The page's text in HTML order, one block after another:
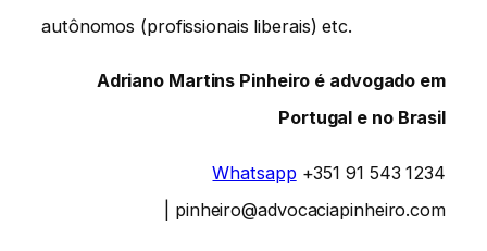
autônomos (profissionais liberais) etc.
Adriano Martins Pinheiro é advogado em
Portugal e no Brasil
Whatsapp+351 91 543 1234
| pinheiro@advocaciapinheiro.com